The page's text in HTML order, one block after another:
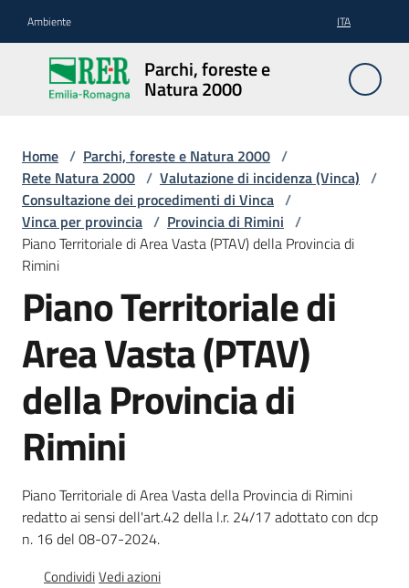
Ambiente ITA
Parchi, foreste e
Natura 2000
Parchi,
foreste
e
2000
Aree
Protette
Natura
2000
Foreste
Biodiversità
Home / Parchi, foreste e Natura 2000 /
Rete Natura 2000 / Valutazione di incidenza (Vinca) /
Consultazione dei procedimenti di Vinca /
Vinca per provincia / Provincia di Rimini /
Piano Territoriale di Area Vasta (PTAV) della Provincia di
Rimini
Piano Territoriale di
Area Vasta (PTAV)
della Provincia di
Rimini
Piano Territoriale di Area Vasta della Provincia di Rimini
redatto ai sensi dell'art.42 della l.r. 24/17 adottato con dcp
n. 16 del 08-07-2024.
CondividiVedi azioni